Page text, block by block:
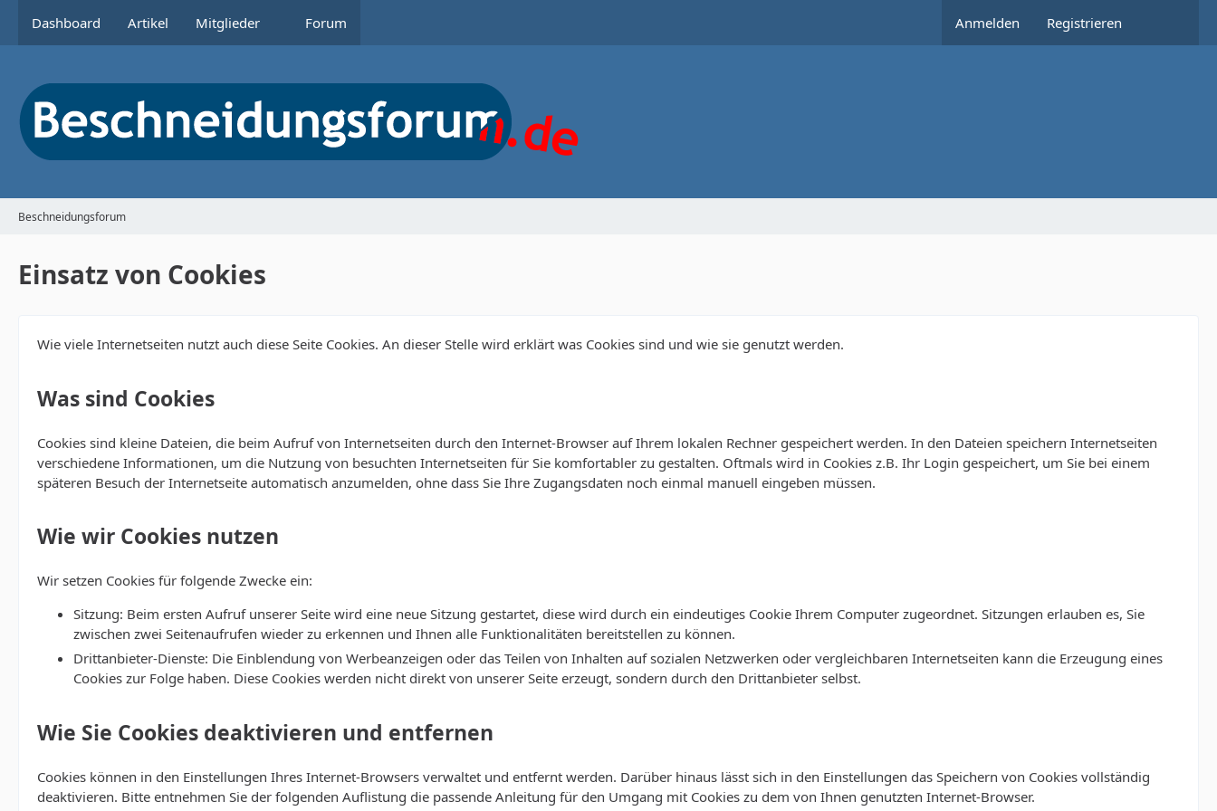
Dashboard Artikel Mitglieder Forum Anmelden Registrieren
Beschneidungsforum
Einsatz von Cookies
Wie viele Internetseiten nutzt auch diese Seite Cookies. An dieser Stelle wird erklärt was Cookies sind und wie sie genutzt werden.
Was sind Cookies
Cookies sind kleine Dateien, die beim Aufruf von Internetseiten durch den Internet-Browser auf Ihrem lokalen Rechner gespeichert werden. In den Dateien speichern Internetseiten
verschiedene Informationen, um die Nutzung von besuchten Internetseiten für Sie komfortabler zu gestalten. Oftmals wird in Cookies z.B. Ihr Login gespeichert, um Sie bei einem
späteren Besuch der Internetseite automatisch anzumelden, ohne dass Sie Ihre Zugangsdaten noch einmal manuell eingeben müssen.
Wie wir Cookies nutzen
Wir setzen Cookies für folgende Zwecke ein:
Sitzung: Beim ersten Aufruf unserer Seite wird eine neue Sitzung gestartet, diese wird durch ein eindeutiges Cookie Ihrem Computer zugeordnet. Sitzungen erlauben es, Sie
zwischen zwei Seitenaufrufen wieder zu erkennen und Ihnen alle Funktionalitäten bereitstellen zu können.
Drittanbieter-Dienste: Die Einblendung von Werbeanzeigen oder das Teilen von Inhalten auf sozialen Netzwerken oder vergleichbaren Internetseiten kann die Erzeugung eines
Cookies zur Folge haben. Diese Cookies werden nicht direkt von unserer Seite erzeugt, sondern durch den Drittanbieter selbst.
Wie Sie Cookies deaktivieren und entfernen
Cookies können in den Einstellungen Ihres Internet-Browsers verwaltet und entfernt werden. Darüber hinaus lässt sich in den Einstellungen das Speichern von Cookies vollständig
deaktivieren. Bitte entnehmen Sie der folgenden Auflistung die passende Anleitung für den Umgang mit Cookies zu dem von Ihnen genutzten Internet-Browser.